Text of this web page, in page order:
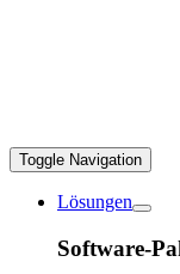
Toggle Navigation
Lösungen
Software-